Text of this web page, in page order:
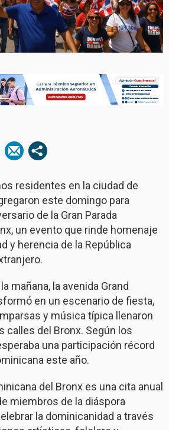
residentes en la ciudad de
este domingo para
de la Gran Parada
un evento que rinde homenaje
y herencia de la República
mañana, la avenida Grand
en un escenario de fiesta,
y música típica llenaron
calles del Bronx. Según los
una participación récord
este año.
del Bronx es una cita anual
miembros de la diáspora
la dominicanidad a través